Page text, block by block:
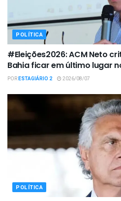
POLÍTICA
#Eleições2026: ACM Neto
Bahia ficar em último lugar
PORESTAGIÁRIO 2 2026/08/07
POLÍTICA